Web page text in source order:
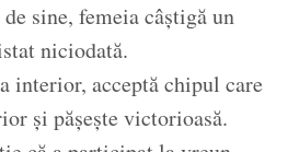
sine, femeia câștigă un
niciodată.
interior, acceptă chipul care
și pășește victorioasă.